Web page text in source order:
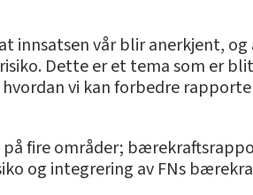
innsatsen vår blir anerkjent,
Dette er et tema som er
hvordan vi kan forbedre
fire områder;
og integrering av FNs